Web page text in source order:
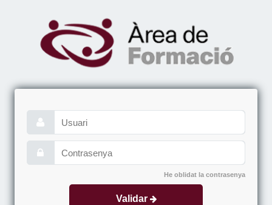
He oblidat la contrasenya
Validar